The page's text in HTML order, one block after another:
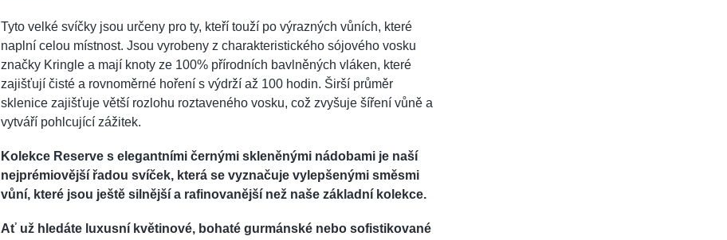
Tyto velké svíčky jsou určeny pro ty, kteří touží po výrazných vůních, které
naplní celou místnost. Jsou vyrobeny z charakteristického sójového vosku
značky Kringle a mají knoty ze 100% přírodních bavlněných vláken, které
zajišťují čisté a rovnoměrné hoření s výdrží až 100 hodin. Širší průměr
sklenice zajišťuje větší rozlohu roztaveného vosku, což zvyšuje šíření vůně a
vytváří pohlcující zážitek.
Kolekce Reserve s elegantními černými skleněnými nádobami je naší
nejprémiovější řadou svíček, která se vyznačuje vylepšenými směsmi
vůní, které jsou ještě silnější a rafinovanější než naše základní kolekce.
Ať už hledáte luxusní květinové, bohaté gurmánské nebo sofistikované